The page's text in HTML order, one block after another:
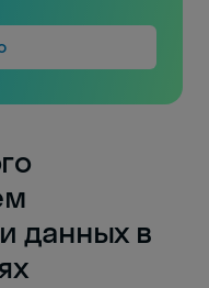
данных в